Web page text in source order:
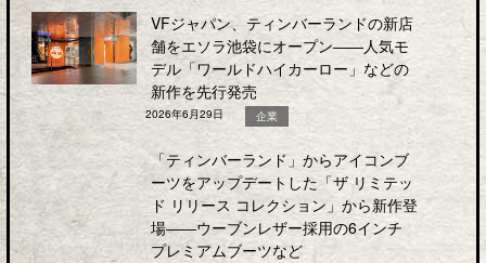
VFジャパン、ティンバーランドの新店
舗をエソラ池袋にオープン――人気モ
デル「ワールドハイカーロー」などの
新作を先行発売
2026年6月29日 企業
「ティンバーランド」からアイコンブ
ーツをアップデートした「ザ リミテッ
ド リリース コレクション」から新作登
場――ウーブンレザー採用の6インチ
プレミアムブーツなど